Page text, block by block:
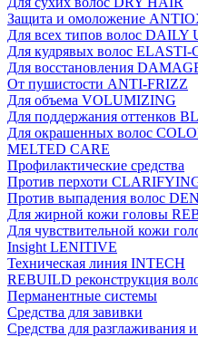
Защита и омоложение
Для всех типов волос DAILY
Для кудрявых волос ELASTI-
Для восстановления
От пушистости ANTI-FRIZZ
Для объема VOLUMIZING
Для поддержания оттенков
Для окрашенных волос
MELTED CARE
Профилактические средства
Против перхоти
Против выпадения волос
Для жирной кожи головы
Для чувствительной кожи
Insight LENITIVE
Техническая линия INTECH
REBUILD реконструкция
Перманентные системы
Средства для завивки
Средства для разглаживания